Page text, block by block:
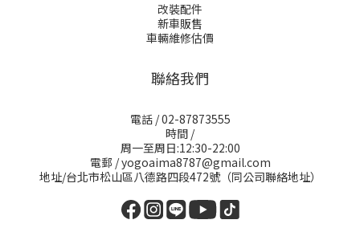
改裝配件
新車販售
車輛維修估價
聯絡我們
電話 / 02-87873555
時間 /
周一至周日:12:30-22:00
電郵 / yogoaima8787@gmail.com
地址/台北市松山區八德路四段472號（同公司聯絡地址）